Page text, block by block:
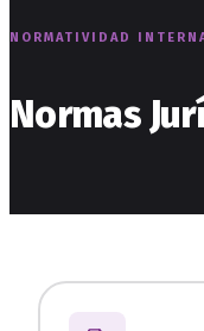
NORMATIVIDAD
Normas